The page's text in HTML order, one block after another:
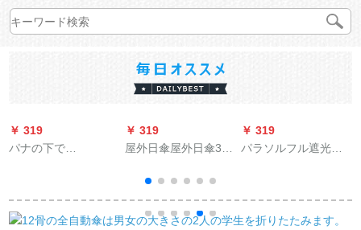
￥ 319
パナの下で
策折られたみ傘晴雨
兼用ミニラトオレン
￥ 319
屋外日傘屋外日傘3 m
ジャ庭園レンチ傘ロ
マ傘折りたたみ8骨円
形カーキキキ3 m水槽
￥ 319
パラソルフル遮光黒
傘30565 D幽梅